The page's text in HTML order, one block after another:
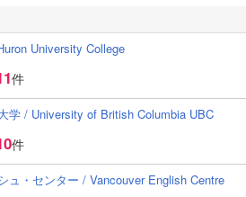
University College
件
学 / University of British Columbia UBC
件
ュ・センター / Vancouver English Centre